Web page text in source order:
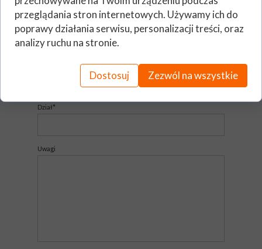
Telefon*
Dział*
Uwagi
przeglądania stron internetowych. Używamy ich do
poprawy działania serwisu, personalizacji treści, oraz
analizy ruchu na stronie.
Dostosuj Zezwól na wszystkie